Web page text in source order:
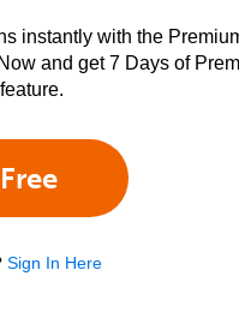
instantly with the
and get 7 Days of
Sign In Here